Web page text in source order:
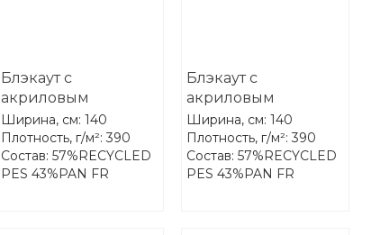
Блэкаут с
акриловым
покрытием FR-One
Darkness 08-
Charcoal
Ширина, см: 140
Плотность, г/м²: 390
Состав: 57%RECYCLED
PES 43%PAN FR
Блэкаут с
акриловым
покрытием FR-One
Darkness 09-Caviar
Ширина, см: 140
Плотность, г/м²: 390
Состав: 57%RECYCLED
PES 43%PAN FR